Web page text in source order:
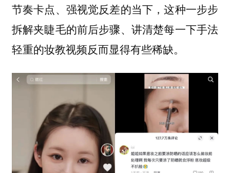
节奏卡点、强视觉反差的当下，这种一步步
拆解夹睫毛的前后步骤、讲清楚每一下手法
轻重的妆教视频反而显得有些稀缺。